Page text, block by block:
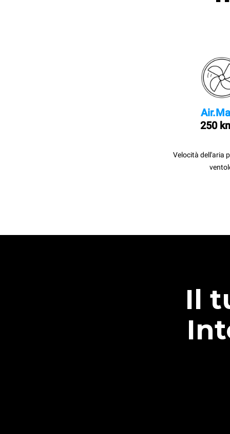
250
Velocità dell'aria
Il